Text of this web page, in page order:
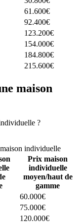
61.600€
92.400€
123.200€
154.000€
184.800€
215.600€
maison
?
individuelle
Prix maison
individuelle
moyen/haut de
gamme
60.000€
75.000€
120.000€